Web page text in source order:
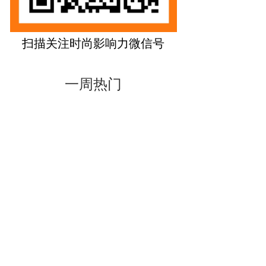
扫描关注时尚影响力微信号
一周热门